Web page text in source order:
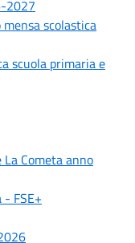
2027
scolastica
scuola primaria e
Cometa anno
FSE+